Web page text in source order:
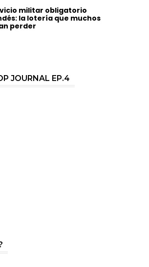
militar obligatorio
la lotería que muchos
perder
JOURNAL EP.4